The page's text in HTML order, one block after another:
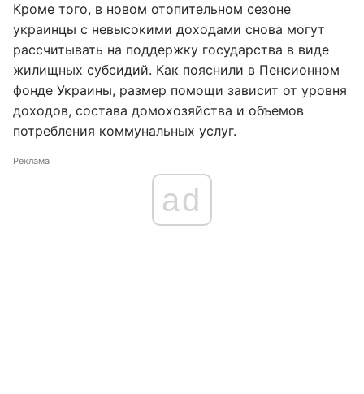
Кроме того, в новом отопительном сезоне
украинцы с невысокими доходами снова могут
рассчитывать на поддержку государства в виде
жилищных субсидий. Как пояснили в Пенсионном
фонде Украины, размер помощи зависит от уровня
доходов, состава домохозяйства и объемов
потребления коммунальных услуг.
Реклама
ad